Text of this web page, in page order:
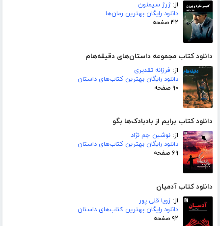
از:ژرژ سیمنون
دانلود رایگان بهترین رمان‌ها
۴۲ صفحه
دانلود کتاب مجموعه داستان‌های دقیقه‌هام
از: فرزانه تقدیری
دانلود رایگان بهترین کتاب‌های داستان
۹۰ صفحه
دانلود کتاب برایم از بادبادک‌ها بگو
از: نوشین جم نژاد
دانلود رایگان بهترین کتاب‌های داستان
۶۹ صفحه
دانلود کتاب آدمیان
از: زویا قلی پور
دانلود رایگان بهترین کتاب‌های داستان
۹۲ صفحه